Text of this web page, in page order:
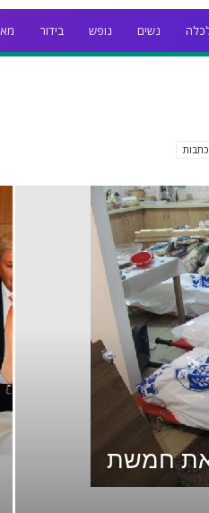
נשים נופש בידור
כתבות
חמשת